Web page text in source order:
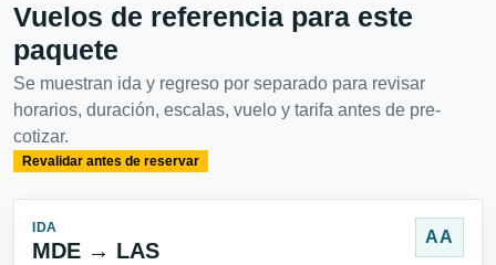
Vuelos de referencia para este
paquete
Se muestran ida y regreso por separado para revisar
horarios, duración, escalas, vuelo y tarifa antes de pre-
cotizar.
Revalidar antes de reservar
IDA
MDE → LAS
AA